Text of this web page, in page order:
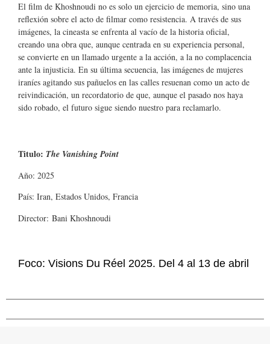
El film de Khoshnoudi no es solo un ejercicio de memoria, sino una
reflexión sobre el acto de filmar como resistencia. A través de sus
imágenes, la cineasta se enfrenta al vacío de la historia oficial,
creando una obra que, aunque centrada en su experiencia personal,
se convierte en un llamado urgente a la acción, a la no complacencia
ante la injusticia. En su última secuencia, las imágenes de mujeres
iraníes agitando sus pañuelos en las calles resuenan como un acto de
reivindicación, un recordatorio de que, aunque el pasado nos haya
sido robado, el futuro sigue siendo nuestro para reclamarlo.
Titulo: The Vanishing Point
Año: 2025
País: Iran, Estados Unidos, Francia
Director: Bani Khoshnoudi
Foco: Visions Du Réel 2025. Del 4 al 13 de abril